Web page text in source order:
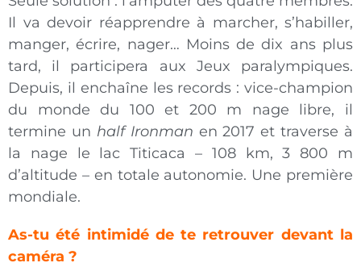
Il va devoir réapprendre à marcher, s’habiller,
manger, écrire, nager… Moins de dix ans plus
tard, il participera aux Jeux paralympiques.
Depuis, il enchaîne les records : vice-champion
du monde du 100 et 200 m nage libre, il
termine un half Ironman en 2017 et traverse à
la nage le lac Titicaca – 108 km, 3 800 m
d’altitude – en totale autonomie. Une première
mondiale.
As-tu été intimidé de te retrouver devant la
caméra ?